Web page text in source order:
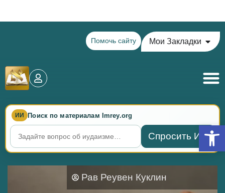
Помочь сайту Мои Закладки
ИИ Поиск по материалам Imrey.org
Спросить ИИ
Рав Реувен Куклин